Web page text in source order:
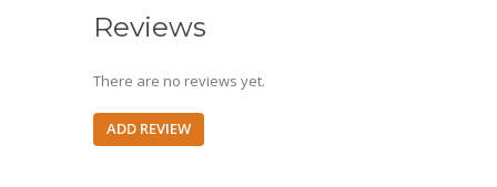
Reviews
There are no reviews yet.
ADD REVIEW